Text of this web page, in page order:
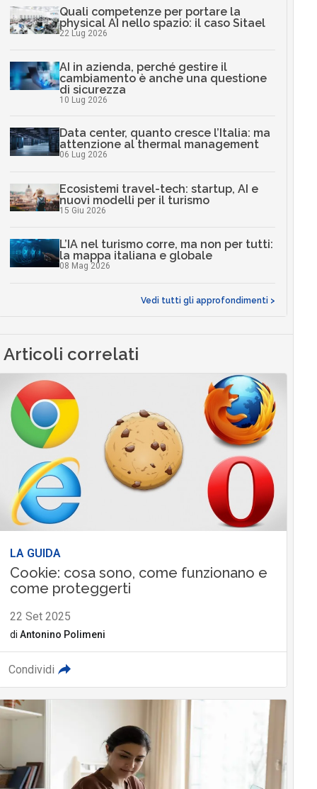
Quali competenze per portare la
physical AI nello spazio: il caso Sitael
22 Lug 2026
AI in azienda, perché gestire il
cambiamento è anche una questione
di sicurezza
10 Lug 2026
Data center, quanto cresce l’Italia: ma
attenzione al thermal management
06 Lug 2026
Ecosistemi travel-tech: startup, AI e
nuovi modelli per il turismo
15 Giu 2026
L’IA nel turismo corre, ma non per tutti:
la mappa italiana e globale
08 Mag 2026
Vedi tutti gli approfondimenti >
Articoli correlati
LA GUIDA
Cookie: cosa sono, come funzionano e
come proteggerti
22 Set 2025
di Antonino Polimeni
Condividi